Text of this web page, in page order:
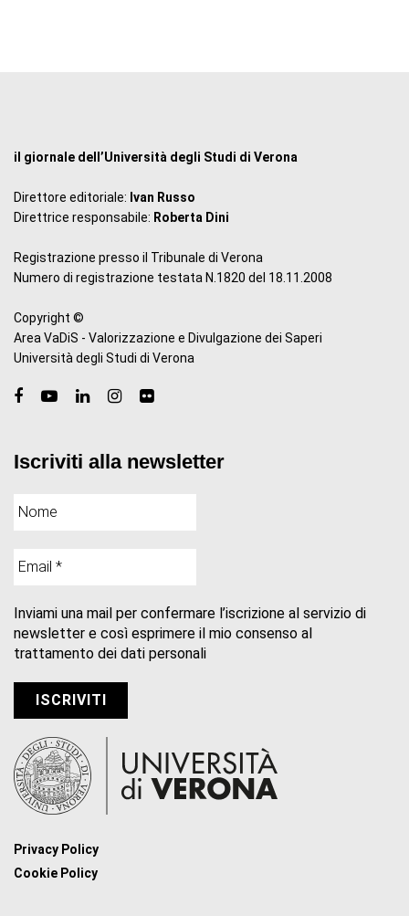
il giornale dell’Università degli Studi di Verona
Direttore editoriale: Ivan Russo
Direttrice responsabile: Roberta Dini
Registrazione presso il Tribunale di Verona
Numero di registrazione testata N.1820 del 18.11.2008
Copyright ©
Area VaDiS - Valorizzazione e Divulgazione dei Saperi
Università degli Studi di Verona
Iscriviti alla newsletter
Inviami una mail per confermare l’iscrizione al servizio di
newsletter e così esprimere il mio consenso al
trattamento dei dati personali
Privacy Policy
Cookie Policy